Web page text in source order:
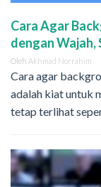
Cara Agar
dengan Wajah,
Oleh Akhmad Norrahim
Cara agar
adalah kiat untuk
tetap terlihat